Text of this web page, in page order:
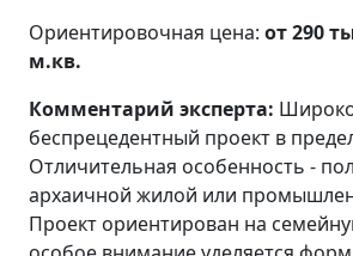
Ориентировочная цена: от 290
м.кв.
Комментарий эксперта:
беспрецедентный проект в
Отличительная особенность -
архаичной жилой или
Проект ориентирован на